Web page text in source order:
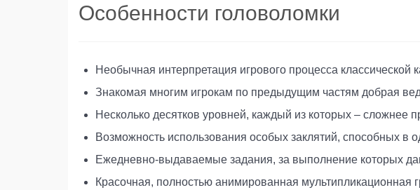
Особенности головоломки
Необычная интерпретация игрового процесса классической
Знакомая многим игрокам по предыдущим частям добрая
Несколько десятков уровней, каждый из которых – сложнее
Возможность использования особых заклятий, способных в
Ежедневно-выдаваемые задания, за выполнение которых
Красочная, полностью анимированная мультипликационная